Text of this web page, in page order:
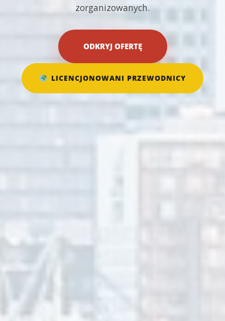
zorganizowanych.
ODKRYJ OFERTĘ
LICENCJONOWANI PRZEWODNICY